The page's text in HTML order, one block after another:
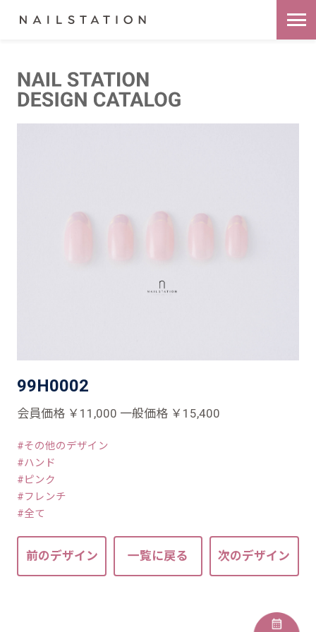
99H0002
会員価格 ￥11,000 一般価格 ￥15,400
その他のデザイン
ハンド
ピンク
フレンチ
全て
前のデザイン 一覧に戻る 次のデザイン